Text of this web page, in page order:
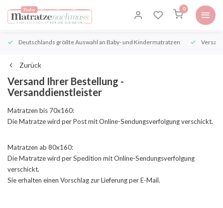
0
Deutschlands größte Auswahl an Baby- und Kindermatratzen
Zurück
Versand Ihrer Bestellung -
Versanddienstleister
Matratzen bis 70x160:
Die Matratze wird per Post mit Online-Sendungsverfolgung verschickt.
Matratzen ab 80x160:
Die Matratze wird per Spedition mit Online-Sendungsverfolgung
verschickt.
Sie erhalten einen Vorschlag zur Lieferung per E-Mail.